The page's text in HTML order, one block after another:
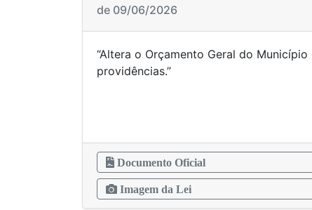
de 09/06/2026
“Altera o Orçamento Geral do
Documento Oficial
Imagem da Lei